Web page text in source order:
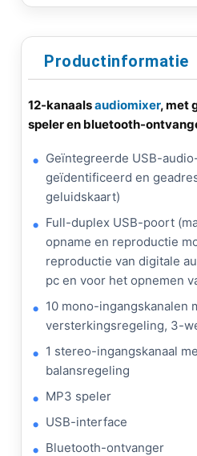
Productinformatie
12-kanaalsaudiomixer,met
speler en bluetooth-
Geïntegreerde USB-
geïdentificeerd en
geluidskaart)
Full-duplex USB-poort
opname en reproductie
reproductie van digitale
pc en voor het opnemen
10 mono-ingangskanalen
versterkingsregeling, 3-
1 stereo-ingangskanaal
balansregeling
MP3 speler
USB-interface
Bluetooth-ontvanger